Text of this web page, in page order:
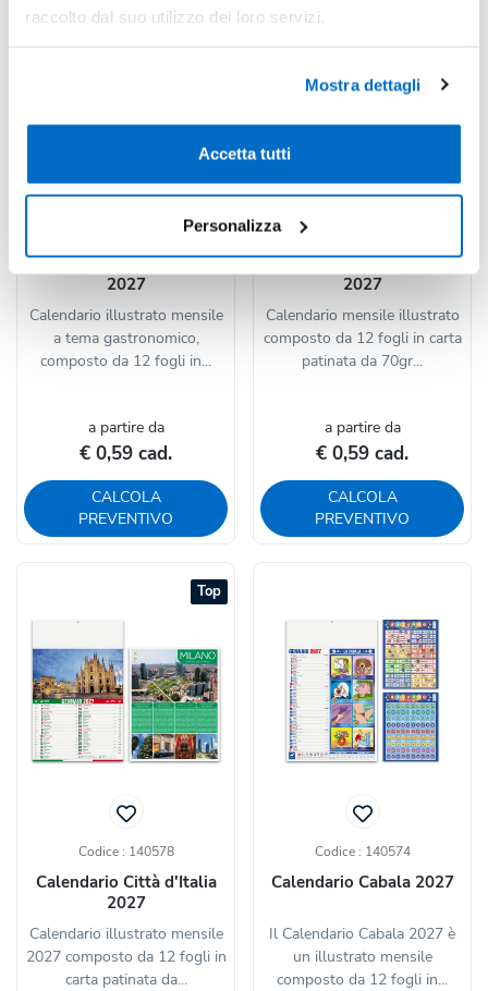
raccolto dal suo utilizzo dei loro servizi.
Mostra dettagli
Accetta tutti
Personalizza
Calendario Gastronomia
2027
Calendario illustrato mensile
a tema gastronomico,
composto da 12 fogli in...
a partire da
€ 0,59 cad.
CALCOLA
PREVENTIVO
Calendario Mete da Sogno
2027
Calendario mensile illustrato
composto da 12 fogli in carta
patinata da 70gr...
a partire da
€ 0,59 cad.
CALCOLA
PREVENTIVO
Top
Codice : 140578
Calendario Città d'Italia
2027
Calendario illustrato mensile
2027 composto da 12 fogli in
carta patinata da...
Codice : 140574
Calendario Cabala 2027
Il Calendario Cabala 2027 è
un illustrato mensile
composto da 12 fogli in...